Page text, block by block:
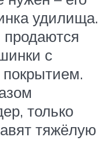
удилища.
с
только
тяжёлую